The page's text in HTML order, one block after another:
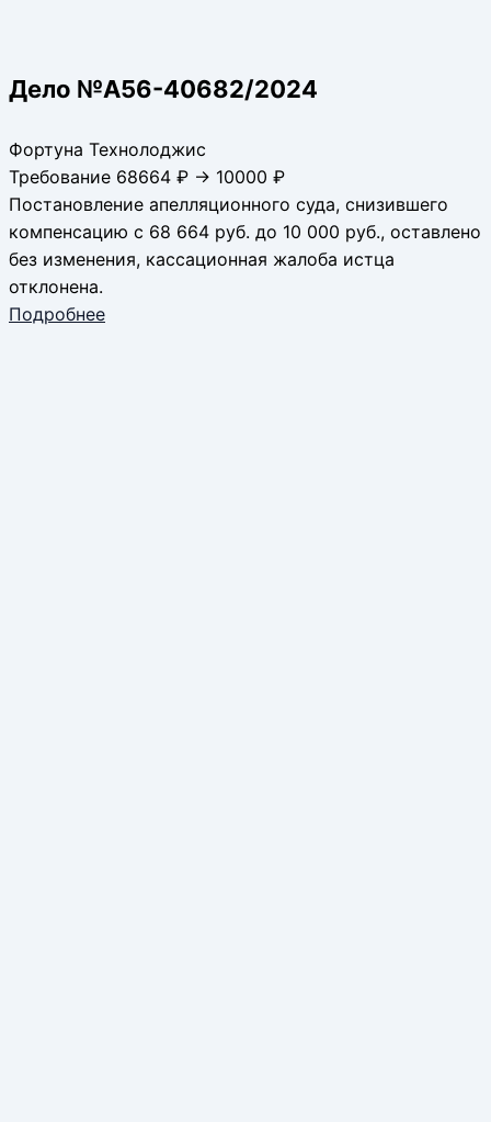
Дело №А56-40682/2024
Фортуна Технолоджис
Требование 68664 ₽ → 10000 ₽
Постановление апелляционного суда, снизившего
компенсацию с 68 664 руб. до 10 000 руб., оставлено
без изменения, кассационная жалоба истца
отклонена.
Подробнее